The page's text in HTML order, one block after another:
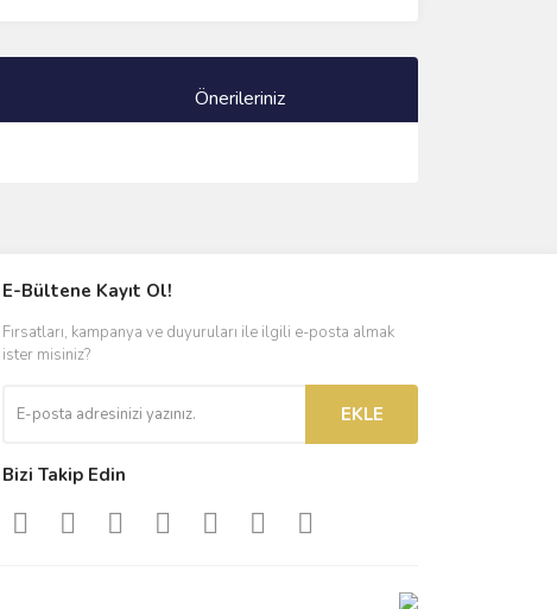
Önerileriniz
E-Bültene Kayıt Ol!
Fırsatları, kampanya ve duyuruları ile ilgili e-posta almak
ister misiniz?
EKLE
Bizi Takip Edin